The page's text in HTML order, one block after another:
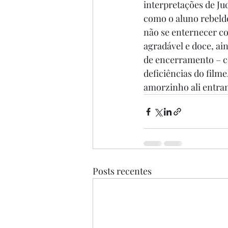
interpretações de
como o aluno
não se enternecer
agradável e doce,
de encerramento –
deficiências do
amorzinho ali
Posts recentes